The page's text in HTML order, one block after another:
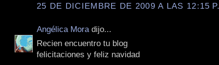
25 DE DICIEMBRE DE 2009 A LAS 12:15
Angélica Mora dijo...
Recien encuentro tu blog
felicitaciones y feliz navidad